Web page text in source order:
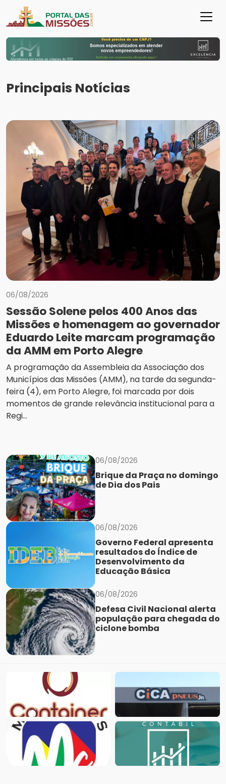
Principais Notícias
06/08/2026
Sessão Solene pelos 400 Anos das
Missões e homenagem ao governador
Eduardo Leite marcam programação
da AMM em Porto Alegre
A programação da Assembleia da Associação dos
Municípios das Missões (AMM), na tarde da segunda-
feira (4), em Porto Alegre, foi marcada por dois
momentos de grande relevância institucional para a
Regi...
06/08/2026
Brique da Praça no domingo
de Dia dos Pais
06/08/2026
Governo Federal apresenta
resultados do Índice de
Desenvolvimento da
Educação Básica
06/08/2026
Defesa Civil Nacional alerta
população para chegada do
ciclone bomba